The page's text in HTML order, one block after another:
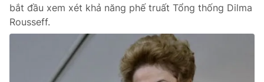
bắt đầu xem xét khả năng phế truất Tổng thống Dilma
Rousseff.